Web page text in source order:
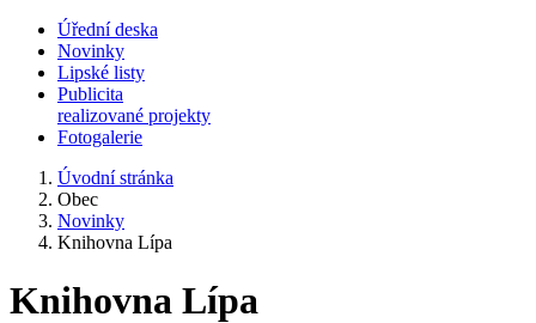
Úřední deska
Novinky
Lipské listy
Publicita
realizované projekty
Fotogalerie
Úvodní stránka
Obec
Novinky
Knihovna Lípa
Knihovna Lípa